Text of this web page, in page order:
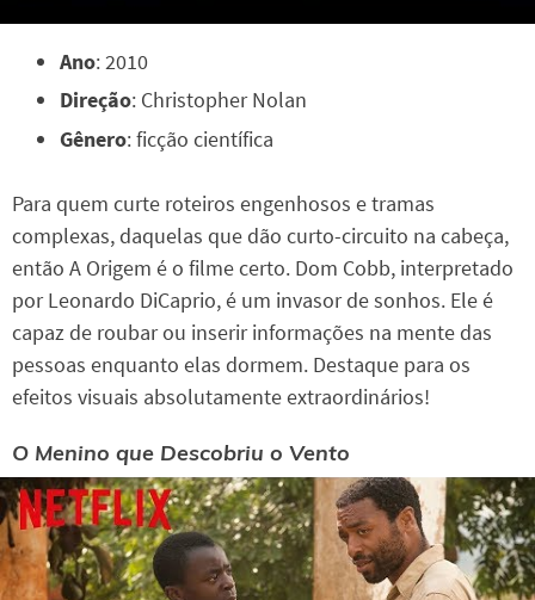
Ano: 2010
Direção: Christopher Nolan
Gênero: ficção científica
Para quem curte roteiros engenhosos e tramas
complexas, daquelas que dão curto-circuito na cabeça,
então A Origem é o filme certo. Dom Cobb, interpretado
por Leonardo DiCaprio, é um invasor de sonhos. Ele é
capaz de roubar ou inserir informações na mente das
pessoas enquanto elas dormem. Destaque para os
efeitos visuais absolutamente extraordinários!
O Menino que Descobriu o Vento